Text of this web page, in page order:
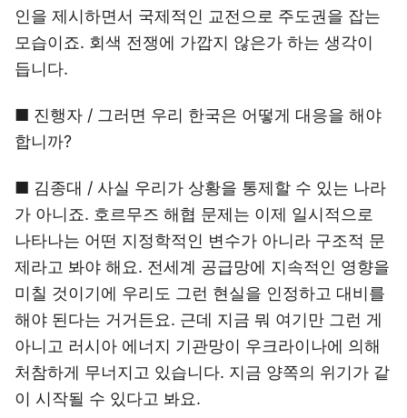
인을 제시하면서 국제적인 교전으로 주도권을 잡는
모습이죠. 회색 전쟁에 가깝지 않은가 하는 생각이
듭니다.
■ 진행자 / 그러면 우리 한국은 어떻게 대응을 해야
합니까?
■ 김종대 / 사실 우리가 상황을 통제할 수 있는 나라
가 아니죠. 호르무즈 해협 문제는 이제 일시적으로
나타나는 어떤 지정학적인 변수가 아니라 구조적 문
제라고 봐야 해요. 전세계 공급망에 지속적인 영향을
미칠 것이기에 우리도 그런 현실을 인정하고 대비를
해야 된다는 거거든요. 근데 지금 뭐 여기만 그런 게
아니고 러시아 에너지 기관망이 우크라이나에 의해
처참하게 무너지고 있습니다. 지금 양쪽의 위기가 같
이 시작될 수 있다고 봐요.